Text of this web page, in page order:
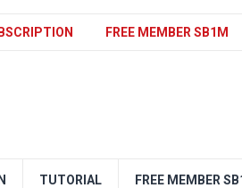
FREE MEMBER SB1M
TUTORIAL FREE MEMBER